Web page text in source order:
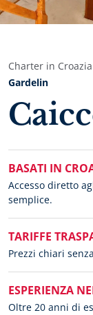
Charter in Croazia
Gardelin
BASATI IN
Accesso diretto
semplice.
TARIFFE
Prezzi chiari
ESPERIENZA
Oltre 20 anni di